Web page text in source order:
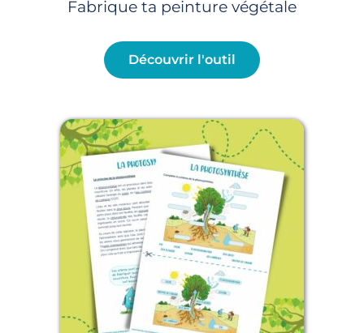
Fabrique ta peinture végétale
Découvrir l'outil